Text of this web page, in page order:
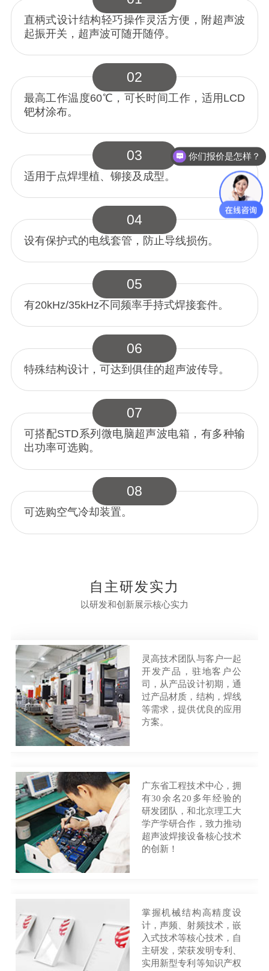
直柄式设计结构轻巧操作灵活方便，附超声波
起振开关，超声波可随开随停。
02
最高工作温度60℃，可长时间工作，适用LCD
钯材涂布。
03
适用于点焊埋植、铆接及成型。
04
设有保护式的电线套管，防止导线损伤。
05
有20kHz/35kHz不同频率手持式焊接套件。
06
特殊结构设计，可达到俱佳的超声波传导。
07
可搭配STD系列微电脑超声波电箱，有多种输
出功率可选购。
08
可选购空气冷却装置。
自主研发实力
以研发和创新展示核心实力
灵高技术团队与客户一起
开发产品，驻地客户公
司，从产品设计初期，通
过产品材质，结构，焊线
等需求，提供优良的应用
方案。
广东省工程技术中心，拥
有30余名20多年经验的
研发团队，和北京理工大
学产学研合作，致力推动
超声波焊接设备核心技术
的创新！
掌握机械结构高精度设
计，声频、射频技术，嵌
入式技术等核心技术，自
主研发，荣获发明专利、
实用新型专利等知识产权
你们报价是怎样？